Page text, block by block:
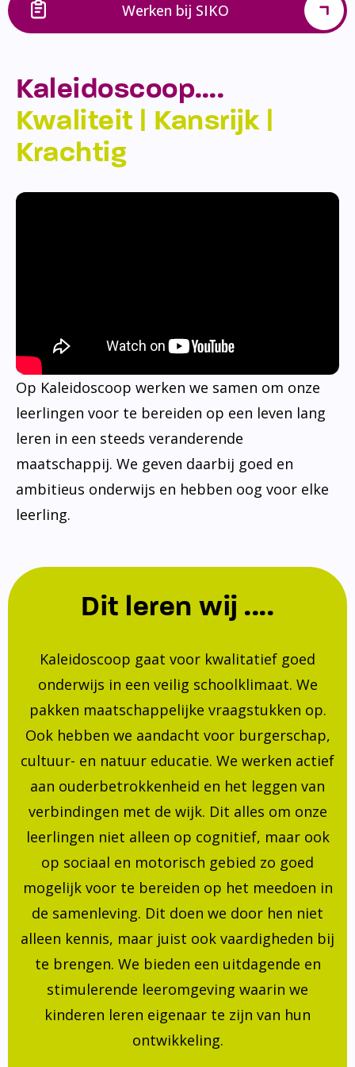
Werken bij SIKO
Kaleidoscoop….
Kwaliteit | Kansrijk |
Krachtig
Op Kaleidoscoop werken we samen om onze
leerlingen voor te bereiden op een leven lang
leren in een steeds veranderende
maatschappij. We geven daarbij goed en
ambitieus onderwijs en hebben oog voor elke
leerling.
Dit leren wij ....
Kaleidoscoop gaat voor kwalitatief goed
onderwijs in een veilig schoolklimaat. We
pakken maatschappelijke vraagstukken op.
Ook hebben we aandacht voor burgerschap,
cultuur- en natuur educatie. We werken actief
aan ouderbetrokkenheid en het leggen van
verbindingen met de wijk. Dit alles om onze
leerlingen niet alleen op cognitief, maar ook
op sociaal en motorisch gebied zo goed
mogelijk voor te bereiden op het meedoen in
de samenleving. Dit doen we door hen niet
alleen kennis, maar juist ook vaardigheden bij
te brengen. We bieden een uitdagende en
stimulerende leeromgeving waarin we
kinderen leren eigenaar te zijn van hun
ontwikkeling.